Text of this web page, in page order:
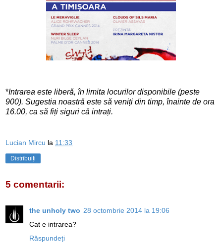
*Intrarea este liberă, în limita locurilor disponibile (peste
900). Sugestia noastră este să veniți din timp, înainte de ora
16.00, ca să fiți siguri că intrați.
Lucian Mircu la 11:33
Distribuiți
5 comentarii:
the unholy two 28 octombrie 2014 la 19:06
Cat e intrarea?
Răspundeți